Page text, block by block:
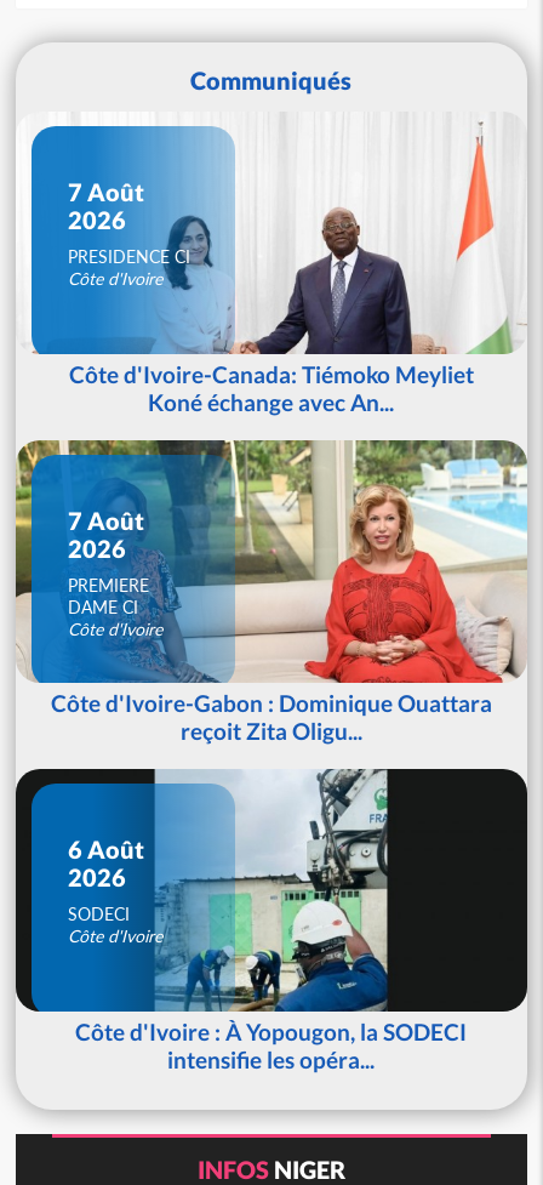
Communiqués
7 Août
2026
PRESIDENCE CI
Côte d'Ivoire
Côte d'Ivoire-Canada: Tiémoko Meyliet
Koné échange avec An...
7 Août
2026
PREMIERE
DAME CI
Côte d'Ivoire
Côte d'Ivoire-Gabon : Dominique Ouattara
reçoit Zita Oligu...
6 Août
2026
SODECI
Côte d'Ivoire
Côte d'Ivoire : À Yopougon, la SODECI
intensifie les opéra...
INFOS NIGER